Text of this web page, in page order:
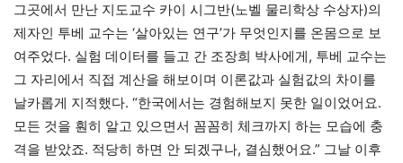
그곳에서 만난 지도교수 카이 시그반(노벨 물리학상 수상자)의
제자인 투베 교수는 ‘살아있는 연구’가 무엇인지를 온몸으로 보
여주었다. 실험 데이터를 들고 간 조장희 박사에게, 투베 교수는
그 자리에서 직접 계산을 해보이며 이론값과 실험값의 차이를
날카롭게 지적했다. “한국에서는 경험해보지 못한 일이었어요.
모든 것을 훤히 알고 있으면서 꼼꼼히 체크까지 하는 모습에 충
격을 받았죠. 적당히 하면 안 되겠구나, 결심했어요.” 그날 이후